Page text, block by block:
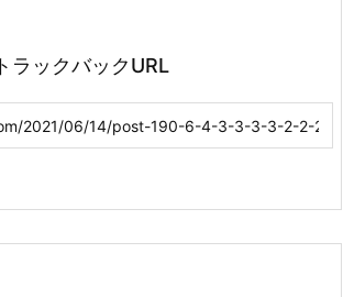
ラックバックURL